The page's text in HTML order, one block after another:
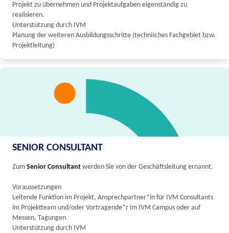
Projekt zu übernehmen und Projektaufgaben eigenständig zu
realisieren.
Unterstützung durch IVM
Planung der weiteren Ausbildungsschritte (technisches Fachgebiet bzw.
Projektleitung)
SENIOR CONSULTANT
Zum Senior Consultant werden Sie von der Geschäftsleitung ernannt.
Voraussetzungen
Leitende Funktion im Projekt, Ansprechpartner*in für IVM Consultants
im Projektteam und/oder Vortragende*r im IVM Campus oder auf
Messen, Tagungen
Unterstützung durch IVM